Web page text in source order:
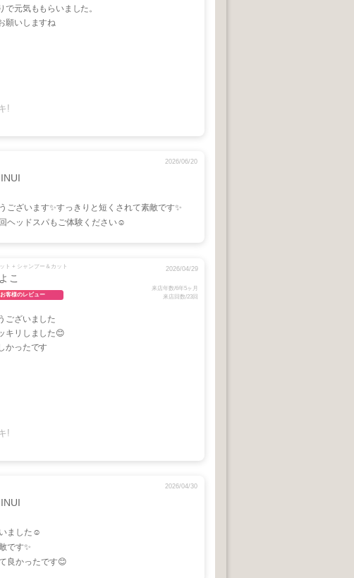
で元気ももらいました。
願いしますね
!
2026/06/20
ございます✨すっきりと短くされて素敵です✨
ヘッドスパもご体験ください☺️
ト + シャンプー＆カット
こ
客様のレビュー
2026/04/29
来店年数/6年5ヶ月
来店回数/23回
ございました
キリしました😊
かったです
!
2026/04/30
ました☺️
です✨
良かったです😊